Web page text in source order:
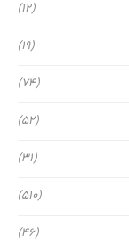
(12)
(19)
(74)
(52)
(31)
(510)
(46)